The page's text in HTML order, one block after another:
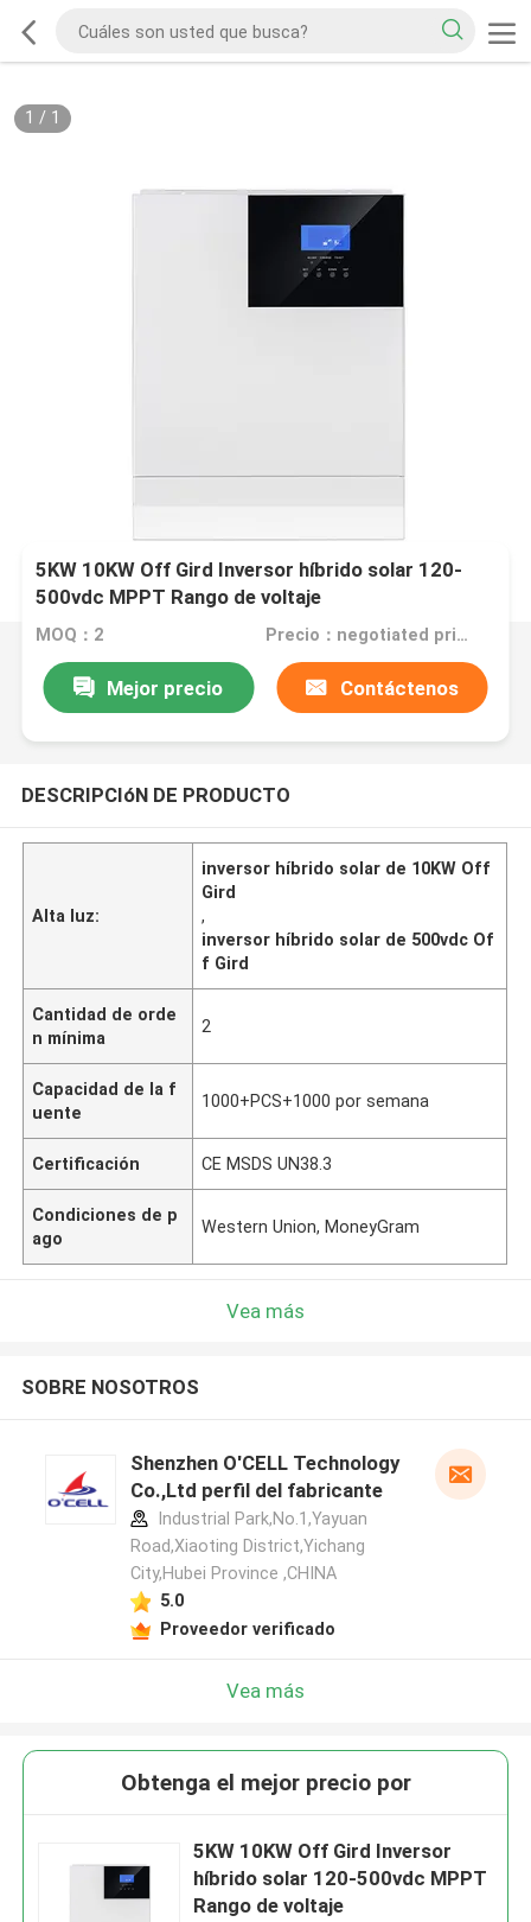
1 / 1
5KW 10KW Off Gird Inversor híbrido solar 120-
500vdc MPPT Rango de voltaje
MOQ：2 Precio：negotiated price
Mejor precio Contáctenos
DESCRIPCIóN DE PRODUCTO
Alta luz:
inversor híbrido solar de 10KW Off
Gird
,
inversor híbrido solar de 500vdc Of
f Gird
Cantidad de orde
n mínima
2
Capacidad de la f
uente
1000+PCS+1000 por semana
Certificación CE MSDS UN38.3
Condiciones de p
ago
Western Union, MoneyGram
Vea más
SOBRE NOSOTROS
Shenzhen O'CELL Technology
Co.,Ltd perfil del fabricante
Industrial Park,No.1,Yayuan
Road,Xiaoting District,Yichang
City,Hubei Province ,CHINA
5.0
Proveedor verificado
Vea más
Obtenga el mejor precio por
5KW 10KW Off Gird Inversor
híbrido solar 120-500vdc MPPT
Rango de voltaje